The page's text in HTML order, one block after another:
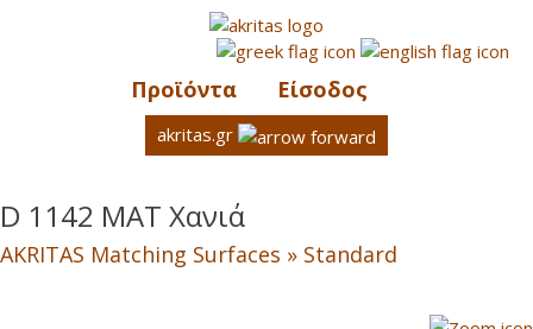
Προϊόντα Είσοδος
akritas.gr
D 1142 MAT Χανιά
AKRITAS Matching Surfaces » Standard